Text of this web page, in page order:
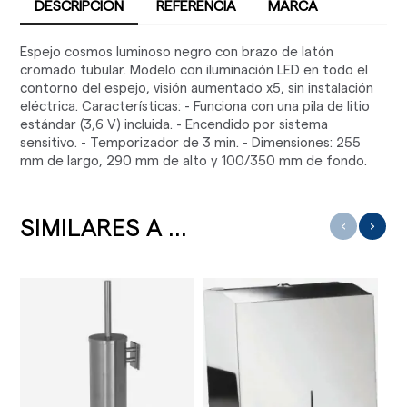
DESCRIPCIÓN REFERENCIA MARCA
Espejo cosmos luminoso negro con brazo de latón
cromado tubular. Modelo con iluminación LED en todo el
contorno del espejo, visión aumentado x5, sin instalación
eléctrica. Características: - Funciona con una pila de litio
estándar (3,6 V) incluida. - Encendido por sistema
sensitivo. - Temporizador de 3 min. - Dimensiones: 255
mm de largo, 290 mm de alto y 100/350 mm de fondo.
SIMILARES A ... ‹ ›